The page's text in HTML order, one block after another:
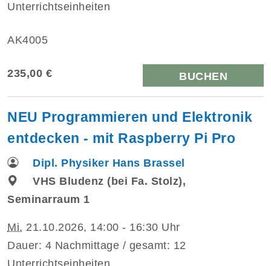
Unterrichtseinheiten
AK4005
235,00 € BUCHEN
NEU Programmieren und Elektronik
entdecken - mit Raspberry Pi Pro
Dipl. Physiker Hans Brassel
VHS Bludenz (bei Fa. Stolz),
Seminarraum 1
Mi. 21.10.2026, 14:00 - 16:30 Uhr
Dauer: 4 Nachmittage / gesamt: 12
Unterrichtseinheiten